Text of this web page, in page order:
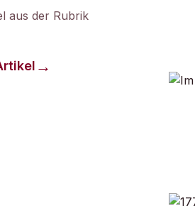
aus der Rubrik